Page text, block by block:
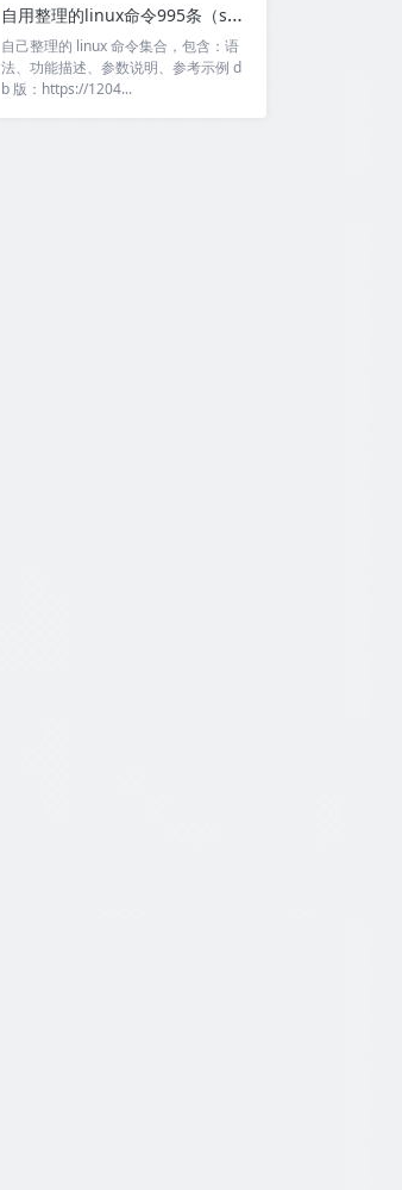
自用整理的linux命令995条（sql+excel）
自己整理的 linux 命令集合，包含：语
法、功能描述、参数说明、参考示例 d
b 版：https://1204...